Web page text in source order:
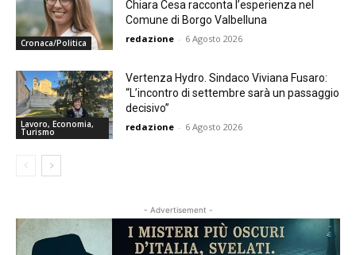
Cronaca/Politica
Chiara Cesa racconta l’esperienza nel
Comune di Borgo Valbelluna
redazione - 6 Agosto 2026
Lavoro, Economia,
Turismo
Vertenza Hydro. Sindaco Viviana Fusaro:
“L’incontro di settembre sarà un passaggio
decisivo”
redazione - 6 Agosto 2026
- Advertisement -